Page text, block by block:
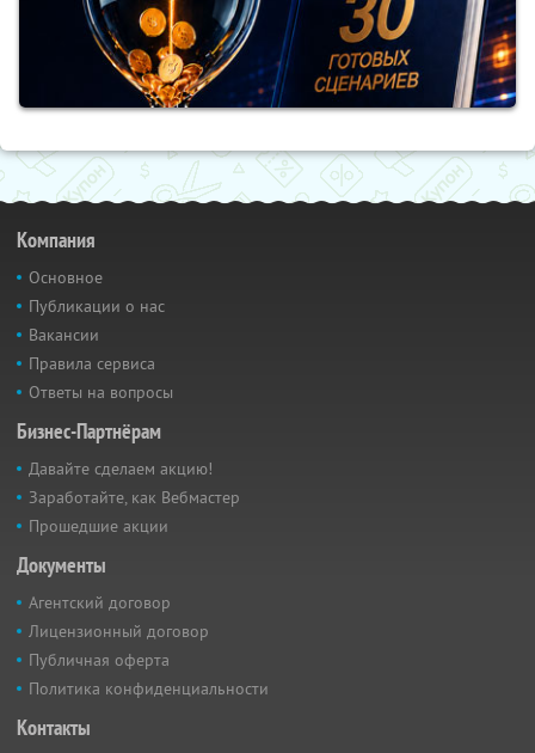
Компания
Основное
Публикации о нас
Вакансии
Правила сервиса
Ответы на вопросы
Бизнес-Партнёрам
Давайте сделаем акцию!
Заработайте, как Вебмастер
Прошедшие акции
Документы
Агентский договор
Лицензионный договор
Публичная оферта
Политика конфиденциальности
Контакты